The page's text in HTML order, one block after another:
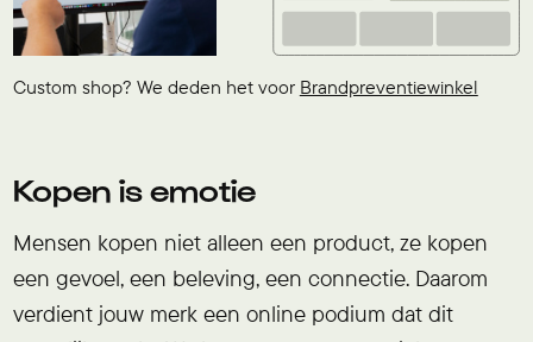
Custom shop? We deden het voor Brandpreventiewinkel
Kopen is emotie
Mensen kopen niet alleen een product, ze kopen
een gevoel, een beleving, een connectie. Daarom
verdient jouw merk een online podium dat dit